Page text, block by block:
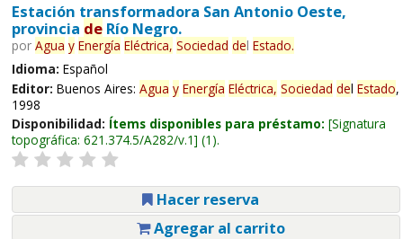
Estación transformadora San Antonio Oeste,
provincia deRío Negro.
por Agua y Energía Eléctrica, Sociedad del Estado.
Idioma: Español
Editor: Buenos Aires: Agua y Energía Eléctrica, Sociedad del Estado,
1998
Disponibilidad: Ítems disponibles para préstamo: Signatura
topográfica: 621.374.5/A282/v.1 (1).
Hacer reserva
Agregar al carrito